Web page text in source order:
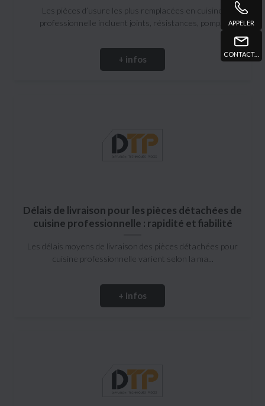
APPELER
CONTACT@DTPMARSEILLE.FR
Les pièces d’usure les plus remplacées en cuisine
professionnelle incluent joints, résistances, pomp...
+ infos
Délais de livraison pour les pièces détachées de
cuisine professionnelle : rapidité et fiabilité
Les délais moyens de livraison des pièces détachées pour
cuisine professionnelle varient selon la ma...
+ infos